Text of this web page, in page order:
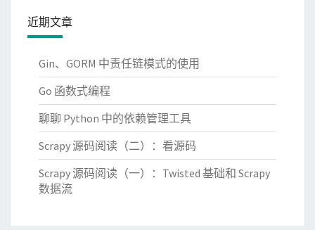
近期文章
Gin、GORM 中责任链模式的使用
Go 函数式编程
聊聊 Python 中的依赖管理工具
Scrapy 源码阅读（二）：看源码
Scrapy 源码阅读（一）：Twisted 基础和 Scrapy
数据流